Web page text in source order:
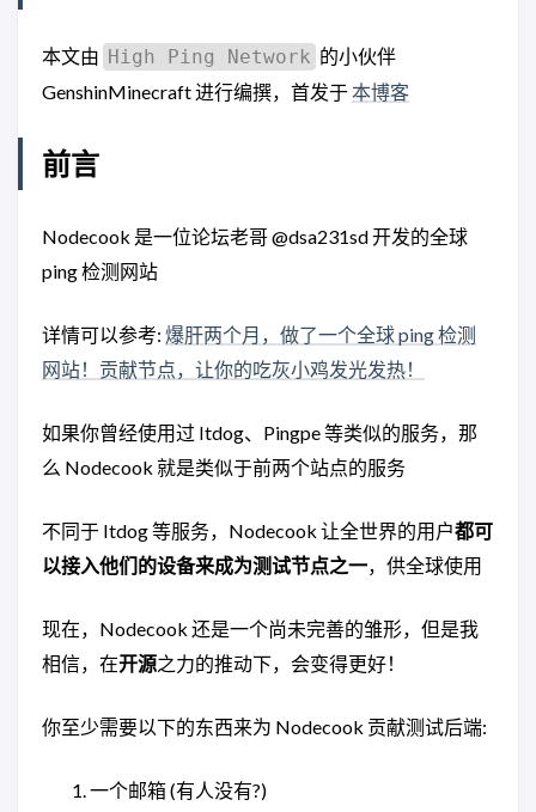
本文由 High Ping Network 的小伙伴
GenshinMinecraft 进行编撰，首发于本博客
前言
Nodecook 是一位论坛老哥 @dsa231sd 开发的全球
ping 检测网站
详情可以参考: 爆肝两个月，做了一个全球 ping 检测
网站！贡献节点，让你的吃灰小鸡发光发热！
如果你曾经使用过 Itdog、Pingpe 等类似的服务，那
么 Nodecook 就是类似于前两个站点的服务
不同于 Itdog 等服务，Nodecook 让全世界的用户都可
以接入他们的设备来成为测试节点之一，供全球使用
现在，Nodecook 还是一个尚未完善的雏形，但是我
相信，在开源之力的推动下，会变得更好！
你至少需要以下的东西来为 Nodecook 贡献测试后端:
一个邮箱 (有人没有?)